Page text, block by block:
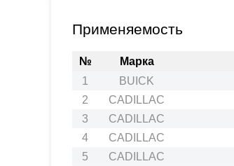
Применяемость
№ Марка
1
BUICK
2
CADILLAC
3
CADILLAC
4
CADILLAC
5
CADILLAC